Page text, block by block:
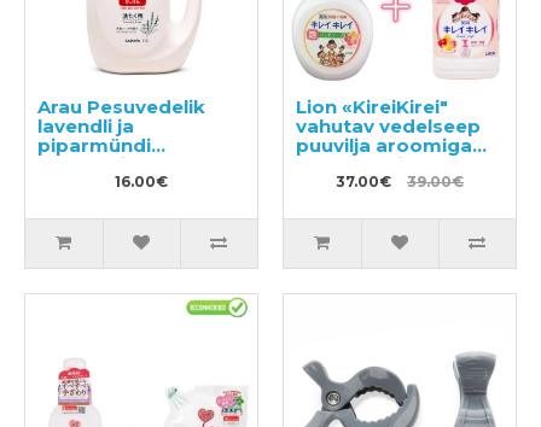
Arau Pesuvedelik
lavendli ja
piparmündi
ekstraktidega
16.00€
Lion «KireiKirei"
vahutav vedelseep
puuvilja aroomiga
500ml + täitepakend
800ml37.00€ 39.00€